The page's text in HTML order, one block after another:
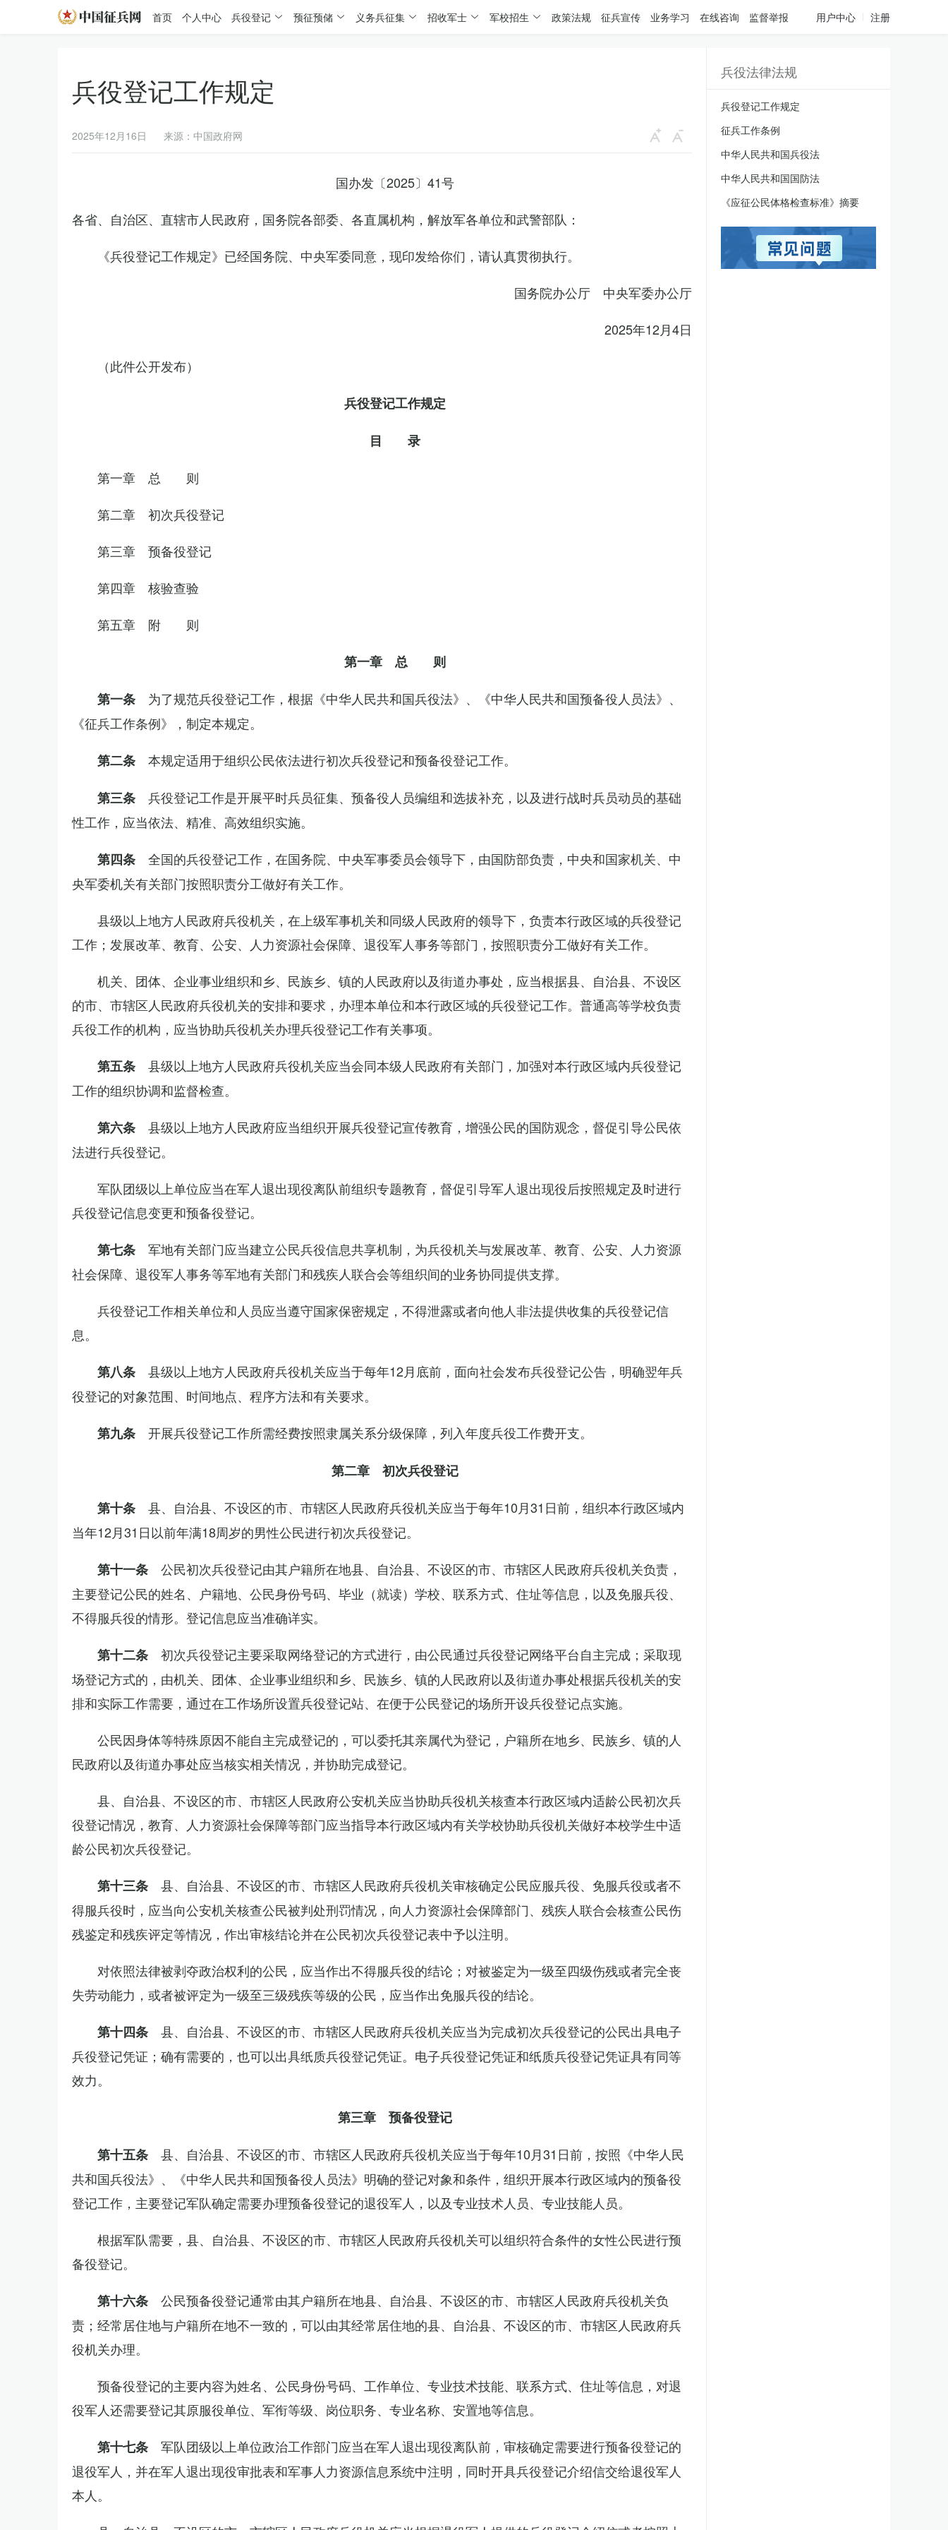
首页 个人中心 兵役登记 预征预储 义务兵征集 招收军士 军校招生 政策法规 征兵宣传 业务学习 在线咨询 监督举报 用户中心 注册
兵役登记工作规定
2025年12月16日 来源：中国政府网
国办发〔2025〕41号
各省、自治区、直辖市人民政府，国务院各部委、各直属机构，解放军各单位和武警部队：
《兵役登记工作规定》已经国务院、中央军委同意，现印发给你们，请认真贯彻执行。
国务院办公厅 中央军委办公厅
2025年12月4日
（此件公开发布）
兵役登记工作规定
目 录
第一章 总 则
第二章 初次兵役登记
第三章 预备役登记
第四章 核验查验
第五章 附 则
第一章 总 则
第一条 为了规范兵役登记工作，根据《中华人民共和国兵役法》、《中华人民共和国预备役人员法》、
《征兵工作条例》，制定本规定。
第二条 本规定适用于组织公民依法进行初次兵役登记和预备役登记工作。
第三条 兵役登记工作是开展平时兵员征集、预备役人员编组和选拔补充，以及进行战时兵员动员的基础
性工作，应当依法、精准、高效组织实施。
第四条 全国的兵役登记工作，在国务院、中央军事委员会领导下，由国防部负责，中央和国家机关、中
央军委机关有关部门按照职责分工做好有关工作。
县级以上地方人民政府兵役机关，在上级军事机关和同级人民政府的领导下，负责本行政区域的兵役登记
工作；发展改革、教育、公安、人力资源社会保障、退役军人事务等部门，按照职责分工做好有关工作。
机关、团体、企业事业组织和乡、民族乡、镇的人民政府以及街道办事处，应当根据县、自治县、不设区
的市、市辖区人民政府兵役机关的安排和要求，办理本单位和本行政区域的兵役登记工作。普通高等学校负责
兵役工作的机构，应当协助兵役机关办理兵役登记工作有关事项。
第五条 县级以上地方人民政府兵役机关应当会同本级人民政府有关部门，加强对本行政区域内兵役登记
工作的组织协调和监督检查。
第六条 县级以上地方人民政府应当组织开展兵役登记宣传教育，增强公民的国防观念，督促引导公民依
法进行兵役登记。
军队团级以上单位应当在军人退出现役离队前组织专题教育，督促引导军人退出现役后按照规定及时进行
兵役登记信息变更和预备役登记。
第七条 军地有关部门应当建立公民兵役信息共享机制，为兵役机关与发展改革、教育、公安、人力资源
社会保障、退役军人事务等军地有关部门和残疾人联合会等组织间的业务协同提供支撑。
兵役登记工作相关单位和人员应当遵守国家保密规定，不得泄露或者向他人非法提供收集的兵役登记信
息。
第八条 县级以上地方人民政府兵役机关应当于每年12月底前，面向社会发布兵役登记公告，明确翌年兵
役登记的对象范围、时间地点、程序方法和有关要求。
第九条 开展兵役登记工作所需经费按照隶属关系分级保障，列入年度兵役工作费开支。
第二章 初次兵役登记
第十条 县、自治县、不设区的市、市辖区人民政府兵役机关应当于每年10月31日前，组织本行政区域内
当年12月31日以前年满18周岁的男性公民进行初次兵役登记。
第十一条 公民初次兵役登记由其户籍所在地县、自治县、不设区的市、市辖区人民政府兵役机关负责，
主要登记公民的姓名、户籍地、公民身份号码、毕业（就读）学校、联系方式、住址等信息，以及免服兵役、
不得服兵役的情形。登记信息应当准确详实。
第十二条 初次兵役登记主要采取网络登记的方式进行，由公民通过兵役登记网络平台自主完成；采取现
场登记方式的，由机关、团体、企业事业组织和乡、民族乡、镇的人民政府以及街道办事处根据兵役机关的安
排和实际工作需要，通过在工作场所设置兵役登记站、在便于公民登记的场所开设兵役登记点实施。
公民因身体等特殊原因不能自主完成登记的，可以委托其亲属代为登记，户籍所在地乡、民族乡、镇的人
民政府以及街道办事处应当核实相关情况，并协助完成登记。
县、自治县、不设区的市、市辖区人民政府公安机关应当协助兵役机关核查本行政区域内适龄公民初次兵
役登记情况，教育、人力资源社会保障等部门应当指导本行政区域内有关学校协助兵役机关做好本校学生中适
龄公民初次兵役登记。
第十三条 县、自治县、不设区的市、市辖区人民政府兵役机关审核确定公民应服兵役、免服兵役或者不
得服兵役时，应当向公安机关核查公民被判处刑罚情况，向人力资源社会保障部门、残疾人联合会核查公民伤
残鉴定和残疾评定等情况，作出审核结论并在公民初次兵役登记表中予以注明。
对依照法律被剥夺政治权利的公民，应当作出不得服兵役的结论；对被鉴定为一级至四级伤残或者完全丧
失劳动能力，或者被评定为一级至三级残疾等级的公民，应当作出免服兵役的结论。
第十四条 县、自治县、不设区的市、市辖区人民政府兵役机关应当为完成初次兵役登记的公民出具电子
兵役登记凭证；确有需要的，也可以出具纸质兵役登记凭证。电子兵役登记凭证和纸质兵役登记凭证具有同等
效力。
第三章 预备役登记
第十五条 县、自治县、不设区的市、市辖区人民政府兵役机关应当于每年10月31日前，按照《中华人民
共和国兵役法》、《中华人民共和国预备役人员法》明确的登记对象和条件，组织开展本行政区域内的预备役
登记工作，主要登记军队确定需要办理预备役登记的退役军人，以及专业技术人员、专业技能人员。
根据军队需要，县、自治县、不设区的市、市辖区人民政府兵役机关可以组织符合条件的女性公民进行预
备役登记。
第十六条 公民预备役登记通常由其户籍所在地县、自治县、不设区的市、市辖区人民政府兵役机关负
责；经常居住地与户籍所在地不一致的，可以由其经常居住地的县、自治县、不设区的市、市辖区人民政府兵
役机关办理。
预备役登记的主要内容为姓名、公民身份号码、工作单位、专业技术技能、联系方式、住址等信息，对退
役军人还需要登记其原服役单位、军衔等级、岗位职务、专业名称、安置地等信息。
第十七条 军队团级以上单位政治工作部门应当在军人退出现役离队前，审核确定需要进行预备役登记的
退役军人，并在军人退出现役审批表和军事人力资源信息系统中注明，同时开具兵役登记介绍信交给退役军人
本人。
兵役法律法规
兵役登记工作规定
征兵工作条例
中华人民共和国兵役法
中华人民共和国国防法
《应征公民体格检查标准》摘要